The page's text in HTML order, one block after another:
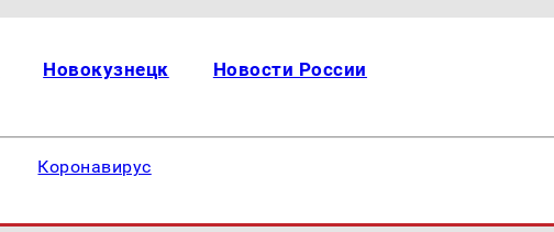
Новокузнецк Новости России
Коронавирус